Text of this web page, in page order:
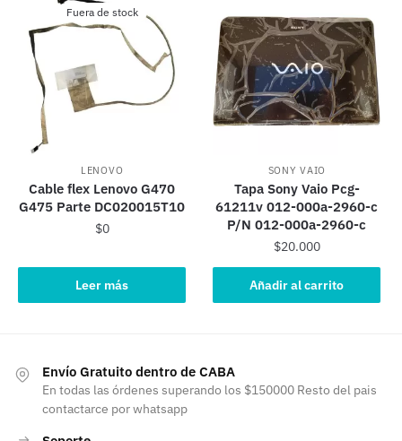
Fuera de stock
LENOVO
Cable flex Lenovo G470
G475 Parte DC020015T10
$0
Leer más
SONY VAIO
Tapa Sony Vaio Pcg-
61211v 012-000a-2960-c
P/N 012-000a-2960-c
$20.000
Añadir al carrito
Envío Gratuito dentro de CABA
En todas las órdenes superando los $150000 Resto del pais
contactarce por whatsapp